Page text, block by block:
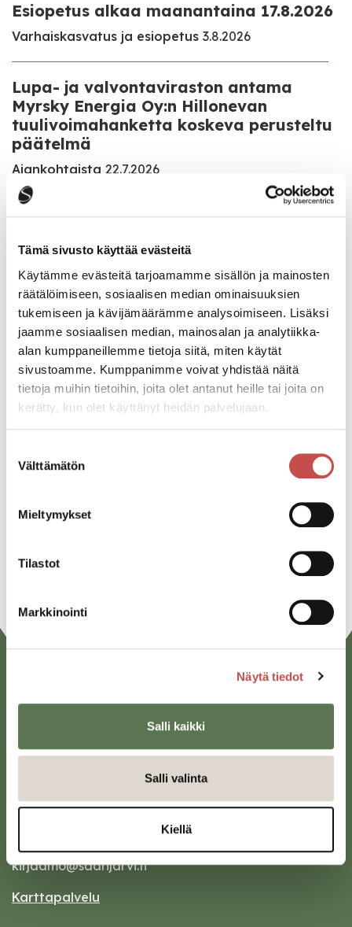
Tämä sivusto käyttää evästeitä
Käytämme evästeitä tarjoamamme sisällön ja mainosten
räätälöimiseen, sosiaalisen median ominaisuuksien
tukemiseen ja kävijämäärämme analysoimiseen. Lisäksi
jaamme sosiaalisen median, mainosalan ja analytiikka-
alan kumppaneillemme tietoja siitä, miten käytät
sivustoamme. Kumppanimme voivat yhdistää näitä
tietoja muihin tietoihin, joita olet antanut heille tai joita on
kerätty, kun olet käyttänyt heidän palvelujaan.
valinta
Välttämätön
Mieltymykset
Tilastot
Markkinointi
Näytä tiedot
Salli kaikki
Salli valinta
Kiellä
Esiopetus alkaa maanantaina 17.8.2026
Varhaiskasvatus ja esiopetus 3.8.2026
Lupa- ja valvontaviraston antama
Myrsky Energia Oy:n Hillonevan
tuulivoimahanketta koskeva perusteltu
päätelmä
Ajankohtaista 22.7.2026
Veteraanipuiston saneeraus on saatu
avoinna
Ajankohtaista 22.7.2026
Kaikki ajankohtaiset
Facebook
Linkedin
URL
Saarijärven kaupunki
kirjaamo@saarijarvi.fi
Karttapalvelu